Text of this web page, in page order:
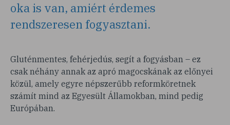
oka is van, amiért érdemes
rendszeresen fogyasztani.
Gluténmentes, fehérjedús, segít a fogyásban – ez
csak néhány annak az apró magocskának az előnyei
közül, amely egyre népszerűbb reformköretnek
számít mind az Egyesült Államokban, mind pedig
Európában.